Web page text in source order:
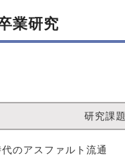
業研究
研究課題
のアスファルト流通